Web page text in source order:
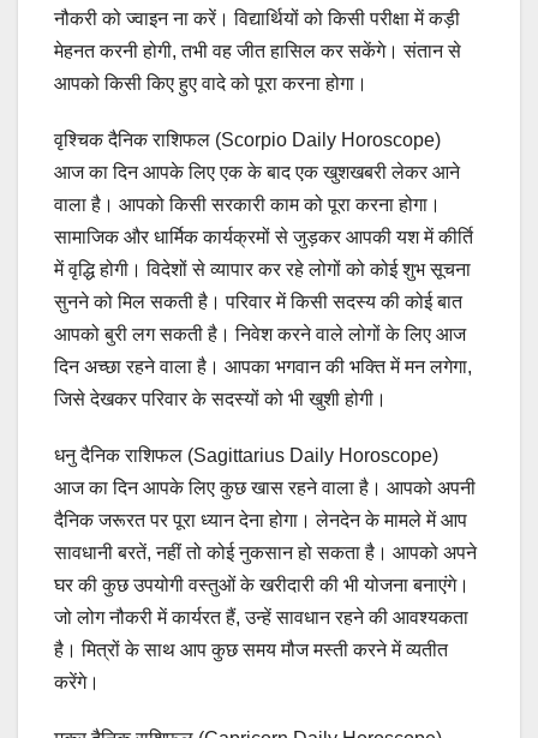
नौकरी को ज्वाइन ना करें। विद्यार्थियों को किसी परीक्षा में कड़ी
मेहनत करनी होगी, तभी वह जीत हासिल कर सकेंगे। संतान से
आपको किसी किए हुए वादे को पूरा करना होगा।
वृश्चिक दैनिक राशिफल (Scorpio Daily Horoscope)
आज का दिन आपके लिए एक के बाद एक खुशखबरी लेकर आने
वाला है। आपको किसी सरकारी काम को पूरा करना होगा।
सामाजिक और धार्मिक कार्यक्रमों से जुड़कर आपकी यश में कीर्ति
में वृद्धि होगी। विदेशों से व्यापार कर रहे लोगों को कोई शुभ सूचना
सुनने को मिल सकती है। परिवार में किसी सदस्य की कोई बात
आपको बुरी लग सकती है। निवेश करने वाले लोगों के लिए आज
दिन अच्छा रहने वाला है। आपका भगवान की भक्ति में मन लगेगा,
जिसे देखकर परिवार के सदस्यों को भी खुशी होगी।
धनु दैनिक राशिफल (Sagittarius Daily Horoscope)
आज का दिन आपके लिए कुछ खास रहने वाला है। आपको अपनी
दैनिक जरूरत पर पूरा ध्यान देना होगा। लेनदेन के मामले में आप
सावधानी बरतें, नहीं तो कोई नुकसान हो सकता है। आपको अपने
घर की कुछ उपयोगी वस्तुओं के खरीदारी की भी योजना बनाएंगे।
जो लोग नौकरी में कार्यरत हैं, उन्हें सावधान रहने की आवश्यकता
है। मित्रों के साथ आप कुछ समय मौज मस्ती करने में व्यतीत
करेंगे।